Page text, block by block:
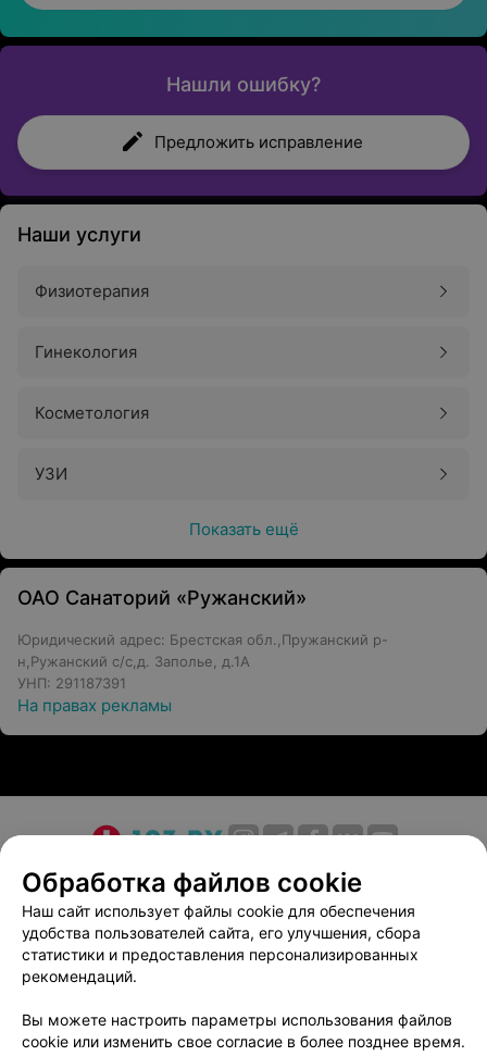
Нашли ошибку?
Предложить исправление
Наши услуги
Физиотерапия
Гинекология
Косметология
УЗИ
Показать ещё
ОАО Санаторий «Ружанский»
Юридический адрес: Брестская обл.,Пружанский р-
н,Ружанский с/с,д. Заполье, д.1А
УНП: 291187391
На правах рекламы
О проекте Новости проекта
Размещение рекламы
Медицинский маркетинг
Публичный договор
Пользовательское соглашение
Способы оплаты
Вакансии
Партнеры
Написать в поддержку
Обработка файлов cookie
Наш сайт использует файлы cookie для обеспечения
удобства пользователей сайта, его улучшения, сбора
статистики и предоставления персонализированных
рекомендаций.
Вы можете настроить параметры использования файлов
cookie или изменить свое согласие в более позднее время.